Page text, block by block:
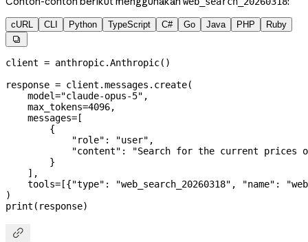
cURL CLI Python TypeScript C# Go Java PHP Ruby

client = anthropic.Anthropic()
response = client.messages.create(
    model
="claude-opus-5" ,
    max_tokens
=4096,
    messages
= [
        {
            "role"
: "user" ,
            "content"
:
"Search for the current prices
        }
    ],
    tools
= [{"type" : "web_search_20260318" , "name" :
)
print (response)
